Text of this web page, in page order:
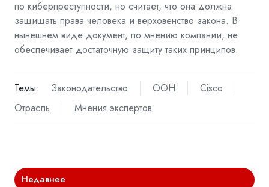
по киберпреступности, но считает, что она должна
защищать права человека и верховенство закона. В
нынешнем виде документ, по мнению компании, не
обеспечивает достаточную защиту таких принципов.
Темы: Законодательство ООН
Cisco
Отрасль
Мнения экспертов
Недавнее